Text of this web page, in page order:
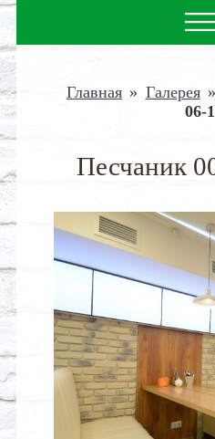
Главная » Галерея »
06-
Песчаник